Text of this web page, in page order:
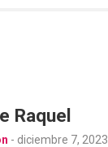
Raquel
- diciembre 7, 2023